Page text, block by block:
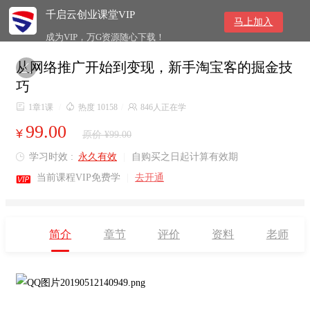
千启云创业课堂VIP
成为VIP，万G资源随心下载！
马上加入

从网络推广开始到变现，新手淘宝客的掘金技
巧
 1章1课  热度 10158  846人正在学
¥ 99.00 原价 ¥99.00
 学习时效 : 永久有效 自购买之日起计算有效期
 当前课程VIP免费学 去开通
简介 章节 评价 资料 老师